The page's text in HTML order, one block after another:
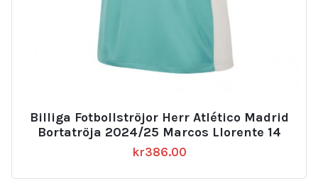
Billiga Fotbollströjor Herr Atlético Madrid
Bortatröja 2024/25 Marcos Llorente 14
kr386.00